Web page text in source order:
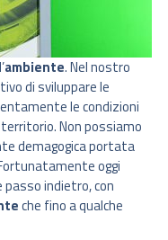
ambiente. Nel nostro
di sviluppare le
le condizioni
Non possiamo
demagogica portata
oggi
indietro, con
che fino a qualche